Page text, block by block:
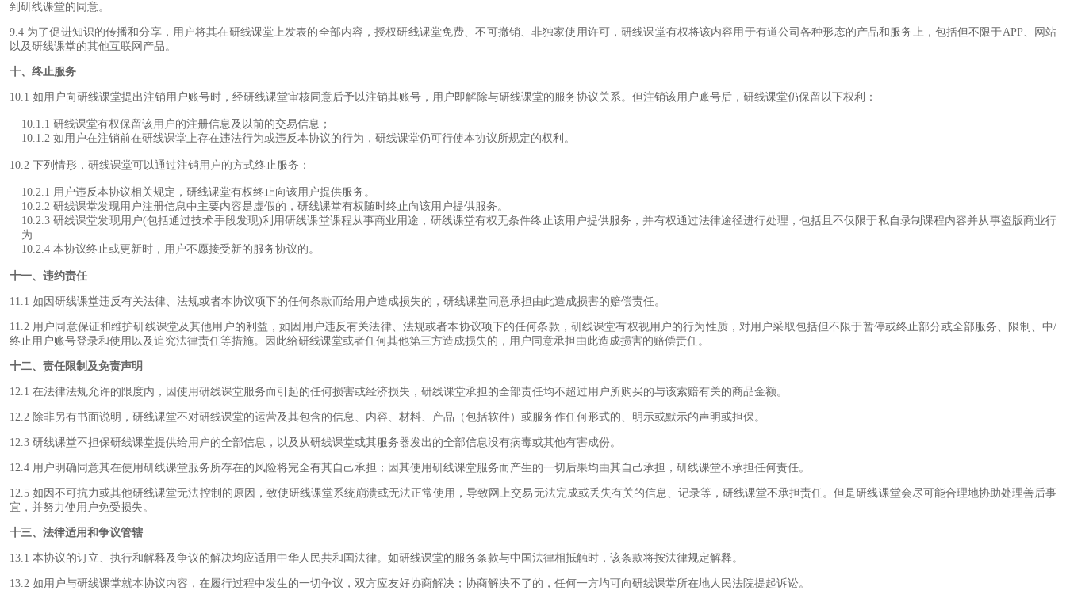
到研线课堂的同意。
9.4 为了促进知识的传播和分享，用户将其在研线课堂上发表的全部内容，授权研线课堂免费、不可撤销、非独家使用许可，研线课堂有权将该内容用于有道公司各种形态的产品和服务上，包括但不限于APP、网站
以及研线课堂的其他互联网产品。
十、终止服务
10.1 如用户向研线课堂提出注销用户账号时，经研线课堂审核同意后予以注销其账号，用户即解除与研线课堂的服务协议关系。但注销该用户账号后，研线课堂仍保留以下权利：
10.1.1 研线课堂有权保留该用户的注册信息及以前的交易信息；
10.1.2 如用户在注销前在研线课堂上存在违法行为或违反本协议的行为，研线课堂仍可行使本协议所规定的权利。
10.2 下列情形，研线课堂可以通过注销用户的方式终止服务：
10.2.1 用户违反本协议相关规定，研线课堂有权终止向该用户提供服务。
10.2.2 研线课堂发现用户注册信息中主要内容是虚假的，研线课堂有权随时终止向该用户提供服务。
10.2.3 研线课堂发现用户(包括通过技术手段发现)利用研线课堂课程从事商业用途，研线课堂有权无条件终止该用户提供服务，并有权通过法律途径进行处理，包括且不仅限于私自录制课程内容并从事盗版商业行
为
10.2.4 本协议终止或更新时，用户不愿接受新的服务协议的。
十一、违约责任
11.1 如因研线课堂违反有关法律、法规或者本协议项下的任何条款而给用户造成损失的，研线课堂同意承担由此造成损害的赔偿责任。
11.2 用户同意保证和维护研线课堂及其他用户的利益，如因用户违反有关法律、法规或者本协议项下的任何条款，研线课堂有权视用户的行为性质，对用户采取包括但不限于暂停或终止部分或全部服务、限制、中/
终止用户账号登录和使用以及追究法律责任等措施。因此给研线课堂或者任何其他第三方造成损失的，用户同意承担由此造成损害的赔偿责任。
十二、责任限制及免责声明
12.1 在法律法规允许的限度内，因使用研线课堂服务而引起的任何损害或经济损失，研线课堂承担的全部责任均不超过用户所购买的与该索赔有关的商品金额。
12.2 除非另有书面说明，研线课堂不对研线课堂的运营及其包含的信息、内容、材料、产品（包括软件）或服务作任何形式的、明示或默示的声明或担保。
12.3 研线课堂不担保研线课堂提供给用户的全部信息，以及从研线课堂或其服务器发出的全部信息没有病毒或其他有害成份。
12.4 用户明确同意其在使用研线课堂服务所存在的风险将完全有其自己承担；因其使用研线课堂服务而产生的一切后果均由其自己承担，研线课堂不承担任何责任。
12.5 如因不可抗力或其他研线课堂无法控制的原因，致使研线课堂系统崩溃或无法正常使用，导致网上交易无法完成或丢失有关的信息、记录等，研线课堂不承担责任。但是研线课堂会尽可能合理地协助处理善后事
宜，并努力使用户免受损失。
十三、法律适用和争议管辖
13.1 本协议的订立、执行和解释及争议的解决均应适用中华人民共和国法律。如研线课堂的服务条款与中国法律相抵触时，该条款将按法律规定解释。
13.2 如用户与研线课堂就本协议内容，在履行过程中发生的一切争议，双方应友好协商解决；协商解决不了的，任何一方均可向研线课堂所在地人民法院提起诉讼。